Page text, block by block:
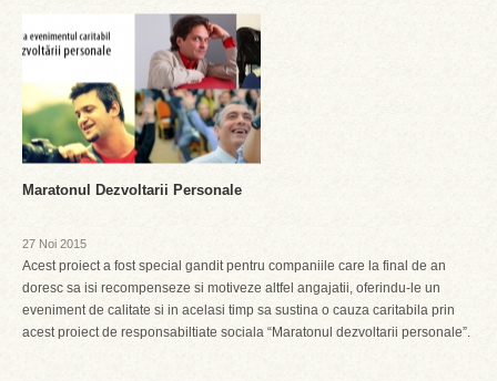
Maratonul Dezvoltarii Personale
27 Noi 2015
Acest proiect a fost special gandit pentru companiile care la final de an
doresc sa isi recompenseze si motiveze altfel angajatii, oferindu-le un
eveniment de calitate si in acelasi timp sa sustina o cauza caritabila prin
acest proiect de responsabiltiate sociala “Maratonul dezvoltarii personale”.